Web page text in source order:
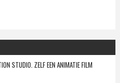
STUDIO. ZELF EEN ANIMATIE FILM